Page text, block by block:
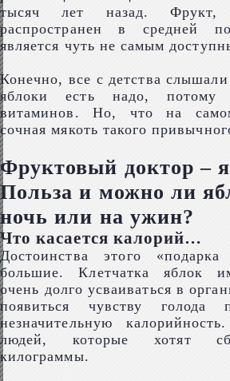
тысяч лет назад. Фрукт,
распространен в средней
является чуть не самым
Конечно, все с детства
яблоки есть надо,
витаминов. Но, что на
сочная мякоть такого
Фруктовый доктор –
Польза и можно ли
ночь или на ужин?
Что касается калорий…
Достоинства этого
большие. Клетчатка яблок
очень долго усваиваться в
появиться чувству
незначительную
людей, которые хотят
килограммы.